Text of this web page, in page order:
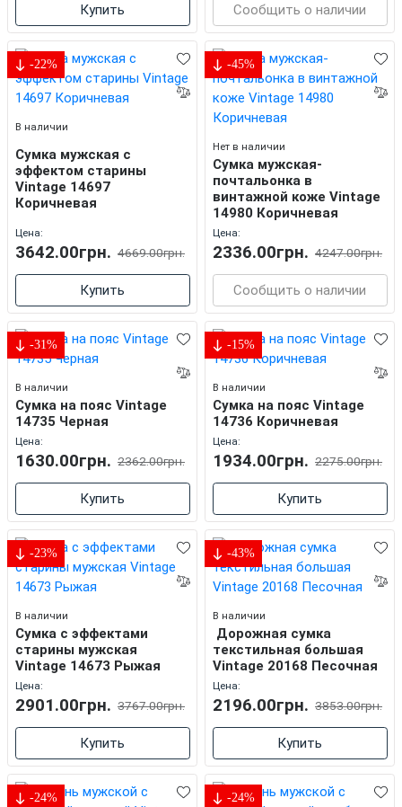
Купить Сообщить о наличии
-22%
В наличии
Cумка мужская с
эффектом старины
Vintage 14697
Коричневая
Цена:
3642.00грн. 4669.00грн.
Купить
-45%
Нет в наличии
Cумка мужская-
почтальонка в
винтажной коже Vintage
14980 Коричневая
Цена:
2336.00грн. 4247.00грн.
Сообщить о наличии
-31%
В наличии
Cумка на пояс Vintage
14735 Черная
Цена:
1630.00грн. 2362.00грн.
Купить
-15%
В наличии
Cумка на пояс Vintage
14736 Коричневая
Цена:
1934.00грн. 2275.00грн.
Купить
-23%
В наличии
Cумка с эффектами
старины мужская
Vintage 14673 Рыжая
Цена:
2901.00грн. 3767.00грн.
Купить
-43%
В наличии
Дорожная сумка
текстильная большая
Vintage 20168 Песочная
Цена:
2196.00грн. 3853.00грн.
Купить
-24% -24%